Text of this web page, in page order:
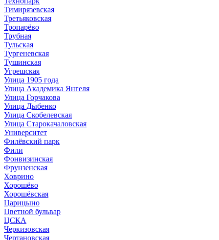
Тимирязевская
Третьяковская
Тропарёво
Трубная
Тульская
Тургеневская
Тушинская
Угрешская
Улица 1905 года
Улица Академика Янгеля
Улица Горчакова
Улица Дыбенко
Улица Скобелевская
Улица Старокачаловская
Университет
Филёвский парк
Фили
Фонвизинская
Фрунзенская
Ховрино
Хорошёво
Хорошёвская
Царицыно
Цветной бульвар
ЦСКА
Черкизовская
Чертановская